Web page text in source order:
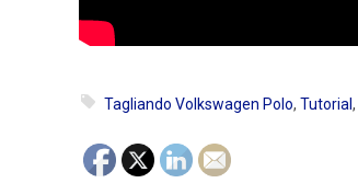
Tagliando Volkswagen Polo, Tutorial ,